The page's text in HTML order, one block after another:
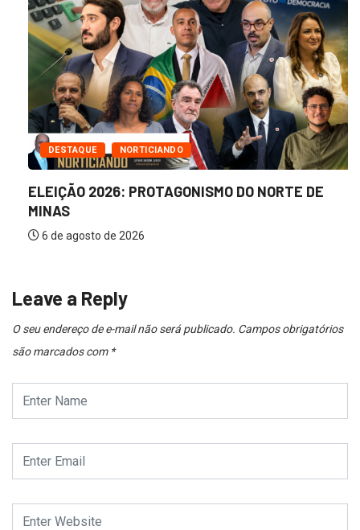
DESTAQUE NORTICIANDO
ELEIÇÃO 2026: PROTAGONISMO DO NORTE DE
MINAS
6 de agosto de 2026
Leave a Reply
O seu endereço de e-mail não será publicado. Campos obrigatórios
são marcados com *